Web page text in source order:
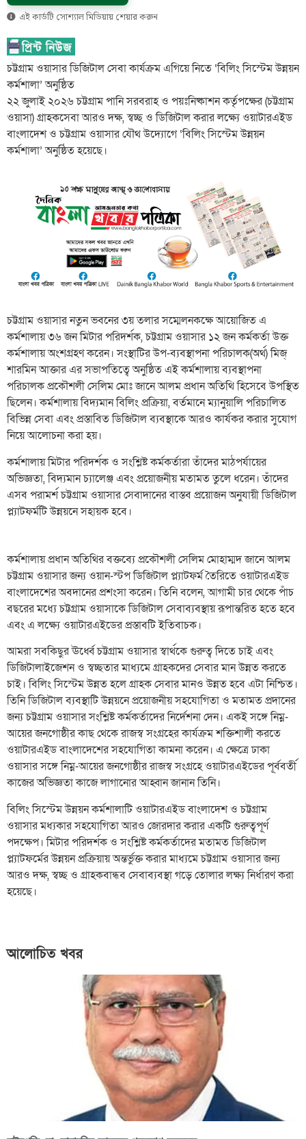
এই কার্ডটি সোশ্যাল মিডিয়ায় শেয়ার করুন
চট্টগ্রাম ওয়াসার ডিজিটাল সেবা কার্যক্রম এগিয়ে নিতে ‘বিলিং সিস্টেম উন্নয়ন
কর্মশালা’ অনুষ্ঠিত
২২ জুলাই ২০২৬ চট্টগ্রাম পানি সরবরাহ ও পয়ঃনিষ্কাশন কর্তৃপক্ষের (চট্টগ্রাম
ওয়াসা) গ্রাহকসেবা আরও দক্ষ, স্বচ্ছ ও ডিজিটাল করার লক্ষ্যে ওয়াটারএইড
বাংলাদেশ ও চট্টগ্রাম ওয়াসার যৌথ উদ্যোগে ‘বিলিং সিস্টেম উন্নয়ন
কর্মশালা’ অনুষ্ঠিত হয়েছে।
চট্টগ্রাম ওয়াসার নতুন ভবনের ৩য় তলার সম্মেলনকক্ষে আয়োজিত এ
কর্মশালায় ৩৬ জন মিটার পরিদর্শক, চট্টগ্রাম ওয়াসার ১২ জন কর্মকর্তা উক্ত
কর্মশালায় অংশগ্রহণ করেন। সংস্থাটির উপ-ব্যবস্থাপনা পরিচালক(অর্থ) মিজ্
শারমিন অাক্তার এর সভাপতিত্বে অনুষ্ঠিত এই কর্মশালায় ব্যবস্থাপনা
পরিচালক প্রকৌশলী সেলিম মোঃ জানে আলম প্রধান অতিথি হিসেবে উপস্থিত
ছিলেন। কর্মশালায় বিদ্যমান বিলিং প্রক্রিয়া, বর্তমানে ম্যানুয়ালি পরিচালিত
বিভিন্ন সেবা এবং প্রস্তাবিত ডিজিটাল ব্যবস্থাকে আরও কার্যকর করার সুযোগ
নিয়ে আলোচনা করা হয়।
কর্মশালায় মিটার পরিদর্শক ও সংশ্লিষ্ট কর্মকর্তারা তাঁদের মাঠপর্যায়ের
অভিজ্ঞতা, বিদ্যমান চ্যালেঞ্জ এবং প্রয়োজনীয় মতামত তুলে ধরেন। তাঁদের
এসব পরামর্শ চট্টগ্রাম ওয়াসার সেবাদানের বাস্তব প্রয়োজন অনুযায়ী ডিজিটাল
প্ল্যাটফর্মটি উন্নয়নে সহায়ক হবে।
কর্মশালায় প্রধান অতিথির বক্তব্যে প্রকৌশলী সেলিম মোহাম্মদ জানে আলম
চট্টগ্রাম ওয়াসার জন্য ওয়ান-স্টপ ডিজিটাল প্ল্যাটফর্ম তৈরিতে ওয়াটারএইড
বাংলাদেশের অবদানের প্রশংসা করেন। তিনি বলেন, আগামী চার থেকে পাঁচ
বছরের মধ্যে চট্টগ্রাম ওয়াসাকে ডিজিটাল সেবাব্যবস্থায় রূপান্তরিত হতে হবে
এবং এ লক্ষ্যে ওয়াটারএইডের প্রস্তাবটি ইতিবাচক।
আমরা সবকিছুর ঊর্ধ্বে চট্টগ্রাম ওয়াসার স্বার্থকে গুরুত্ব দিতে চাই এবং
ডিজিটালাইজেশন ও স্বচ্ছতার মাধ্যমে গ্রাহকদের সেবার মান উন্নত করতে
চাই। বিলিং সিস্টেম উন্নত হলে গ্রাহক সেবার মানও উন্নত হবে এটা নিশ্চিত।
তিনি ডিজিটাল ব্যবস্থাটি উন্নয়নে প্রয়োজনীয় সহযোগিতা ও মতামত প্রদানের
জন্য চট্টগ্রাম ওয়াসার সংশ্লিষ্ট কর্মকর্তাদের নির্দেশনা দেন। একই সঙ্গে নিম্ন-
আয়ের জনগোষ্ঠীর কাছ থেকে রাজস্ব সংগ্রহের কার্যক্রম শক্তিশালী করতে
ওয়াটারএইড বাংলাদেশের সহযোগিতা কামনা করেন। এ ক্ষেত্রে ঢাকা
ওয়াসার সঙ্গে নিম্ন-আয়ের জনগোষ্ঠীর রাজস্ব সংগ্রহে ওয়াটারএইডের পূর্ববর্তী
কাজের অভিজ্ঞতা কাজে লাগানোর আহ্বান জানান তিনি।
বিলিং সিস্টেম উন্নয়ন কর্মশালাটি ওয়াটারএইড বাংলাদেশ ও চট্টগ্রাম
ওয়াসার মধ্যকার সহযোগিতা আরও জোরদার করার একটি গুরুত্বপূর্ণ
পদক্ষেপ। মিটার পরিদর্শক ও সংশ্লিষ্ট কর্মকর্তাদের মতামত ডিজিটাল
প্ল্যাটফর্মের উন্নয়ন প্রক্রিয়ায় অন্তর্ভুক্ত করার মাধ্যমে চট্টগ্রাম ওয়াসার জন্য
আরও দক্ষ, স্বচ্ছ ও গ্রাহকবান্ধব সেবাব্যবস্থা গড়ে তোলার লক্ষ্য নির্ধারণ করা
হয়েছে।
আলোচিত খবর